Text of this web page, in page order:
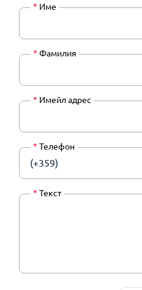
* Име
* Фамилия
* Имейл адрес
* Телефон
(+359)
* Текст